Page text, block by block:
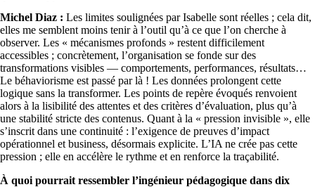
Michel Diaz : Les limites soulignées par Isabelle sont réelles ; cela dit,
elles me semblent moins tenir à l’outil qu’à ce que l’on cherche à
observer. Les « mécanismes profonds » restent difficilement
accessibles ; concrètement, l’organisation se fonde sur des
transformations visibles — comportements, performances, résultats
Le béhaviorisme est passé par là ! Les données prolongent cette
logique sans la transformer. Les points de repère évoqués renvoient
alors à la lisibilité des attentes et des critères d’évaluation, plus qu’à
une stabilité stricte des contenus. Quant à la « pression invisible », elle
s’inscrit dans une continuité : l’exigence de preuves d’impact
opérationnel et business, désormais explicite. L’IA ne crée pas cette
pression ; elle en accélère le rythme et en renforce la traçabilité.
À quoi pourrait ressembler l’ingénieur pédagogique dans dix